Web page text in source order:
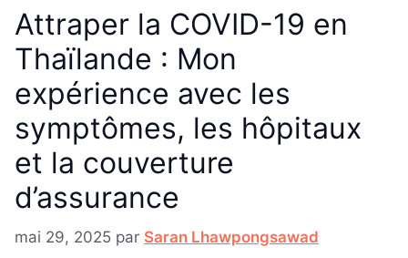
Attraper la COVID-19 en
Thaïlande : Mon
expérience avec les
symptômes, les hôpitaux
et la couverture
d’assurance
mai 29, 2025 par Saran Lhawpongsawad